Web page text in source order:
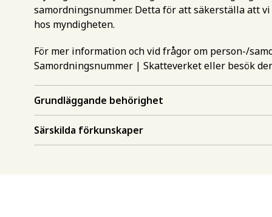
samordningsnummer. Detta för att säkerställa att
hos myndigheten.
För mer information och vid frågor om person-/
Samordningsnummer | Skatteverketeller besök
Grundläggande behörighet
Särskilda förkunskaper
Välj det
Gör en
mer